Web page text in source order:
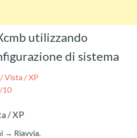
utilizzando
di sistema
Vista / XP
10
/ XP
→ Riavvia.